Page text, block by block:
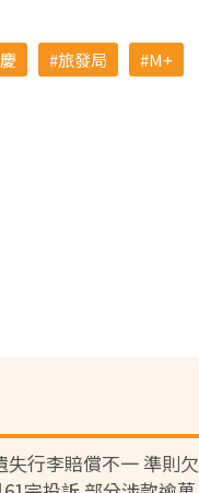
旅發局 M+
失行李賠償不一 準則欠